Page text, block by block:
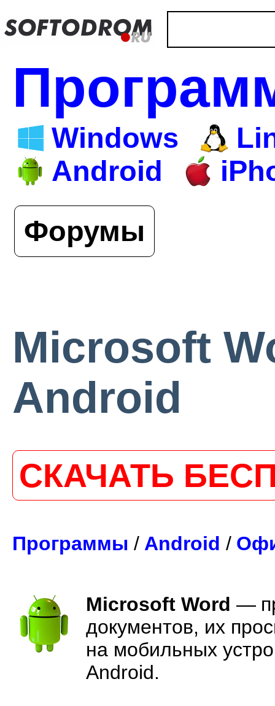
Windows
Android
Форумы
Microsoft
Android
СКАЧАТЬ
Программы / Android /
Microsoft Word —
документов, их
на мобильных
Android.